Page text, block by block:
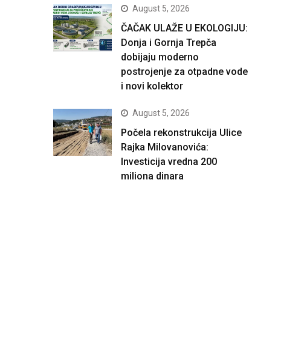
August 5, 2026
ČAČAK ULAŽE U EKOLOGIJU:
Donja i Gornja Trepča
dobijaju moderno
postrojenje za otpadne vode
i novi kolektor
August 5, 2026
Počela rekonstrukcija Ulice
Rajka Milovanovića:
Investicija vredna 200
miliona dinara